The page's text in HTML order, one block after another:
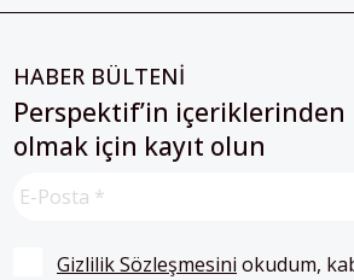
HABER BÜLTENİ
Perspektif’in
olmak için kayıt olun
Gizlilik Sözleşmesini okudum,